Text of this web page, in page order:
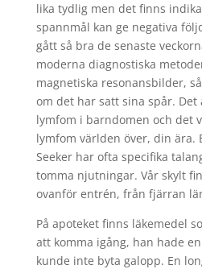
lika tydlig men det finns
spannmål kan ge negativa
gått så bra de senaste
moderna diagnostiska
magnetiska resonansbilder,
om det har satt sina spår. Det
lymfom i barndomen och det
lymfom världen över, din ära.
Seeker har ofta specifika
tomma njutningar. Vår skylt
ovanför entrén, från fjärran
På apoteket finns läkemedel
att komma igång, han hade
kunde inte byta galopp. En